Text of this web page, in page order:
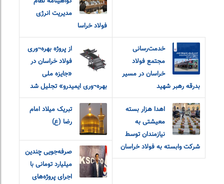
مدیریت انرژی
فولاد خراسا
خدمت‌رسانی
مجتمع فولاد
خراسان در مسیر
بدرقه رهبر شهید
از پروژه بهره¬وری
فولاد خراسان در
«جایزه ملی
بهره¬وری ایمیدرو» تجلیل شد
اهدا هزار بسته
معیشتی به
نیازمندان توسط
شرکت وابسته به فولاد خراسان
تبریک میلاد امام
رضا (ع)
صرفه‌جویی چندین
میلیارد تومانی با
اجرای پروژه‌های